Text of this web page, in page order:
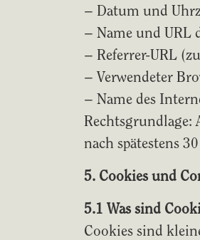
– Datum und
– Name und URL
– Referrer-URL
– Verwendeter
– Name des
Rechtsgrundlage:
nach spätestens
5. Cookies und
5.1 Was sind
Cookies sind